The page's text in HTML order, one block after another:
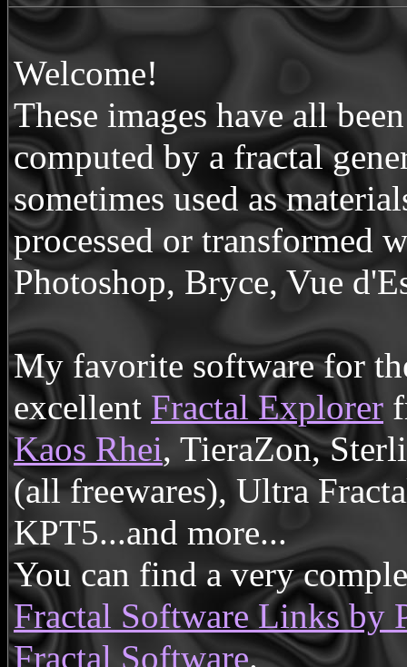
Welcome!
These images have all
computed by a fractal
sometimes used as
processed or transformed
Photoshop, Bryce, Vue
My favorite software for
excellent Fractal Explorer
Kaos Rhei, TieraZon,
(all freewares), Ultra
KPT5...and more...
You can find a very
Fractal Software Links by
Fractal Software.